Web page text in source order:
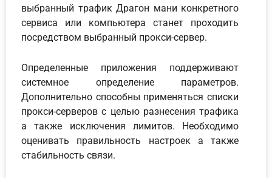
выбранный трафик Драгон мани конкретного
сервиса или компьютера станет проходить
посредством выбранный прокси-сервер.
Определенные приложения поддерживают
системное определение параметров.
Дополнительно способны применяться списки
прокси-серверов с целью разнесения трафика
а также исключения лимитов. Необходимо
оценивать правильность настроек а также
стабильность связи.